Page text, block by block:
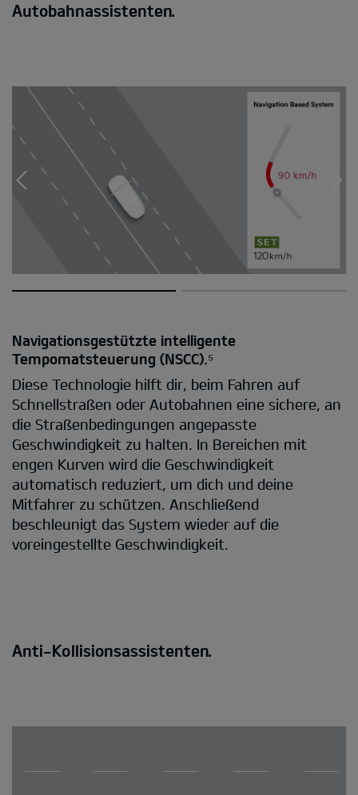
Autobahnassistenten.
Navigationsgestützte intelligente
Tempomatsteuerung (NSCC).⁵
Diese Technologie hilft dir, beim Fahren auf
Schnellstraßen oder Autobahnen eine sichere, an
die Straßenbedingungen angepasste
Geschwindigkeit zu halten. In Bereichen mit
engen Kurven wird die Geschwindigkeit
automatisch reduziert, um dich und deine
Mitfahrer zu schützen. Anschließend
beschleunigt das System wieder auf die
voreingestellte Geschwindigkeit.
Anti-Kollisionsassistenten.